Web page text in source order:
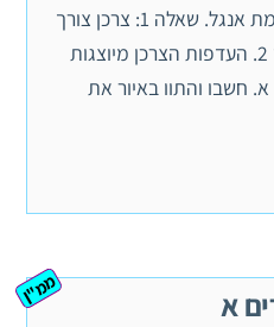
הרכב צריכה אופטימלי, עקומת אנגל. שאלה 1: צרכן צורך
שני מצרכים, מצרך 1 ומצרך 2. העדפות הצרכן מיוצגות
חשבו והתוו באיור את
ממ"ן